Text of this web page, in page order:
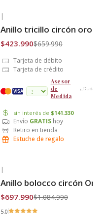
Envío Gratis
|
Anillo tricillo circón oro
$423.990$659.990
Tarjeta de débito
Tarjeta de crédito
VISA
Asesor
de
Medida
¿Dudas?
sin interés de $141.330
Envío GRATIS hoy
Retiro en tienda
Estuche de regalo
Envío Gratis
|
Anillo bolocco circón Oro
$697.990$1.084.990
5.0